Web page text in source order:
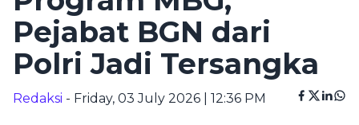
Pejabat BGN dari
Polri Jadi Tersangka
Redaksi - Friday, 03 July 2026 | 12:36 PM